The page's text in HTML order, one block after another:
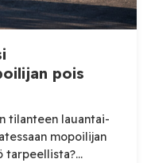
pois
tilanteen lauantai-
mopoilijan
tarpeellista?